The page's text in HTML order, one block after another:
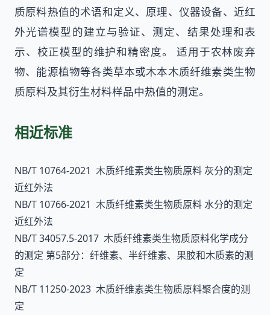
质原料热值的术语和定义、原理、仪器设备、近红
外光谱模型的建立与验证、测定、结果处理和表
示、校正模型的维护和精密度。 适用于农林废弃
物、能源植物等各类草本或木本木质纤维素类生物
质原料及其衍生材料样品中热值的测定。
相近标准
NB/T 10764-2021 木质纤维素类生物质原料 灰分的测定
近红外法
NB/T 10766-2021 木质纤维素类生物质原料 水分的测定
近红外法
NB/T 34057.5-2017 木质纤维素类生物质原料化学成分
的测定 第5部分：纤维素、半纤维素、果胶和木质素的测
定
NB/T 11250-2023 木质纤维素类生物质原料聚合度的测
定